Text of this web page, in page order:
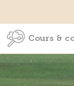
Cours &